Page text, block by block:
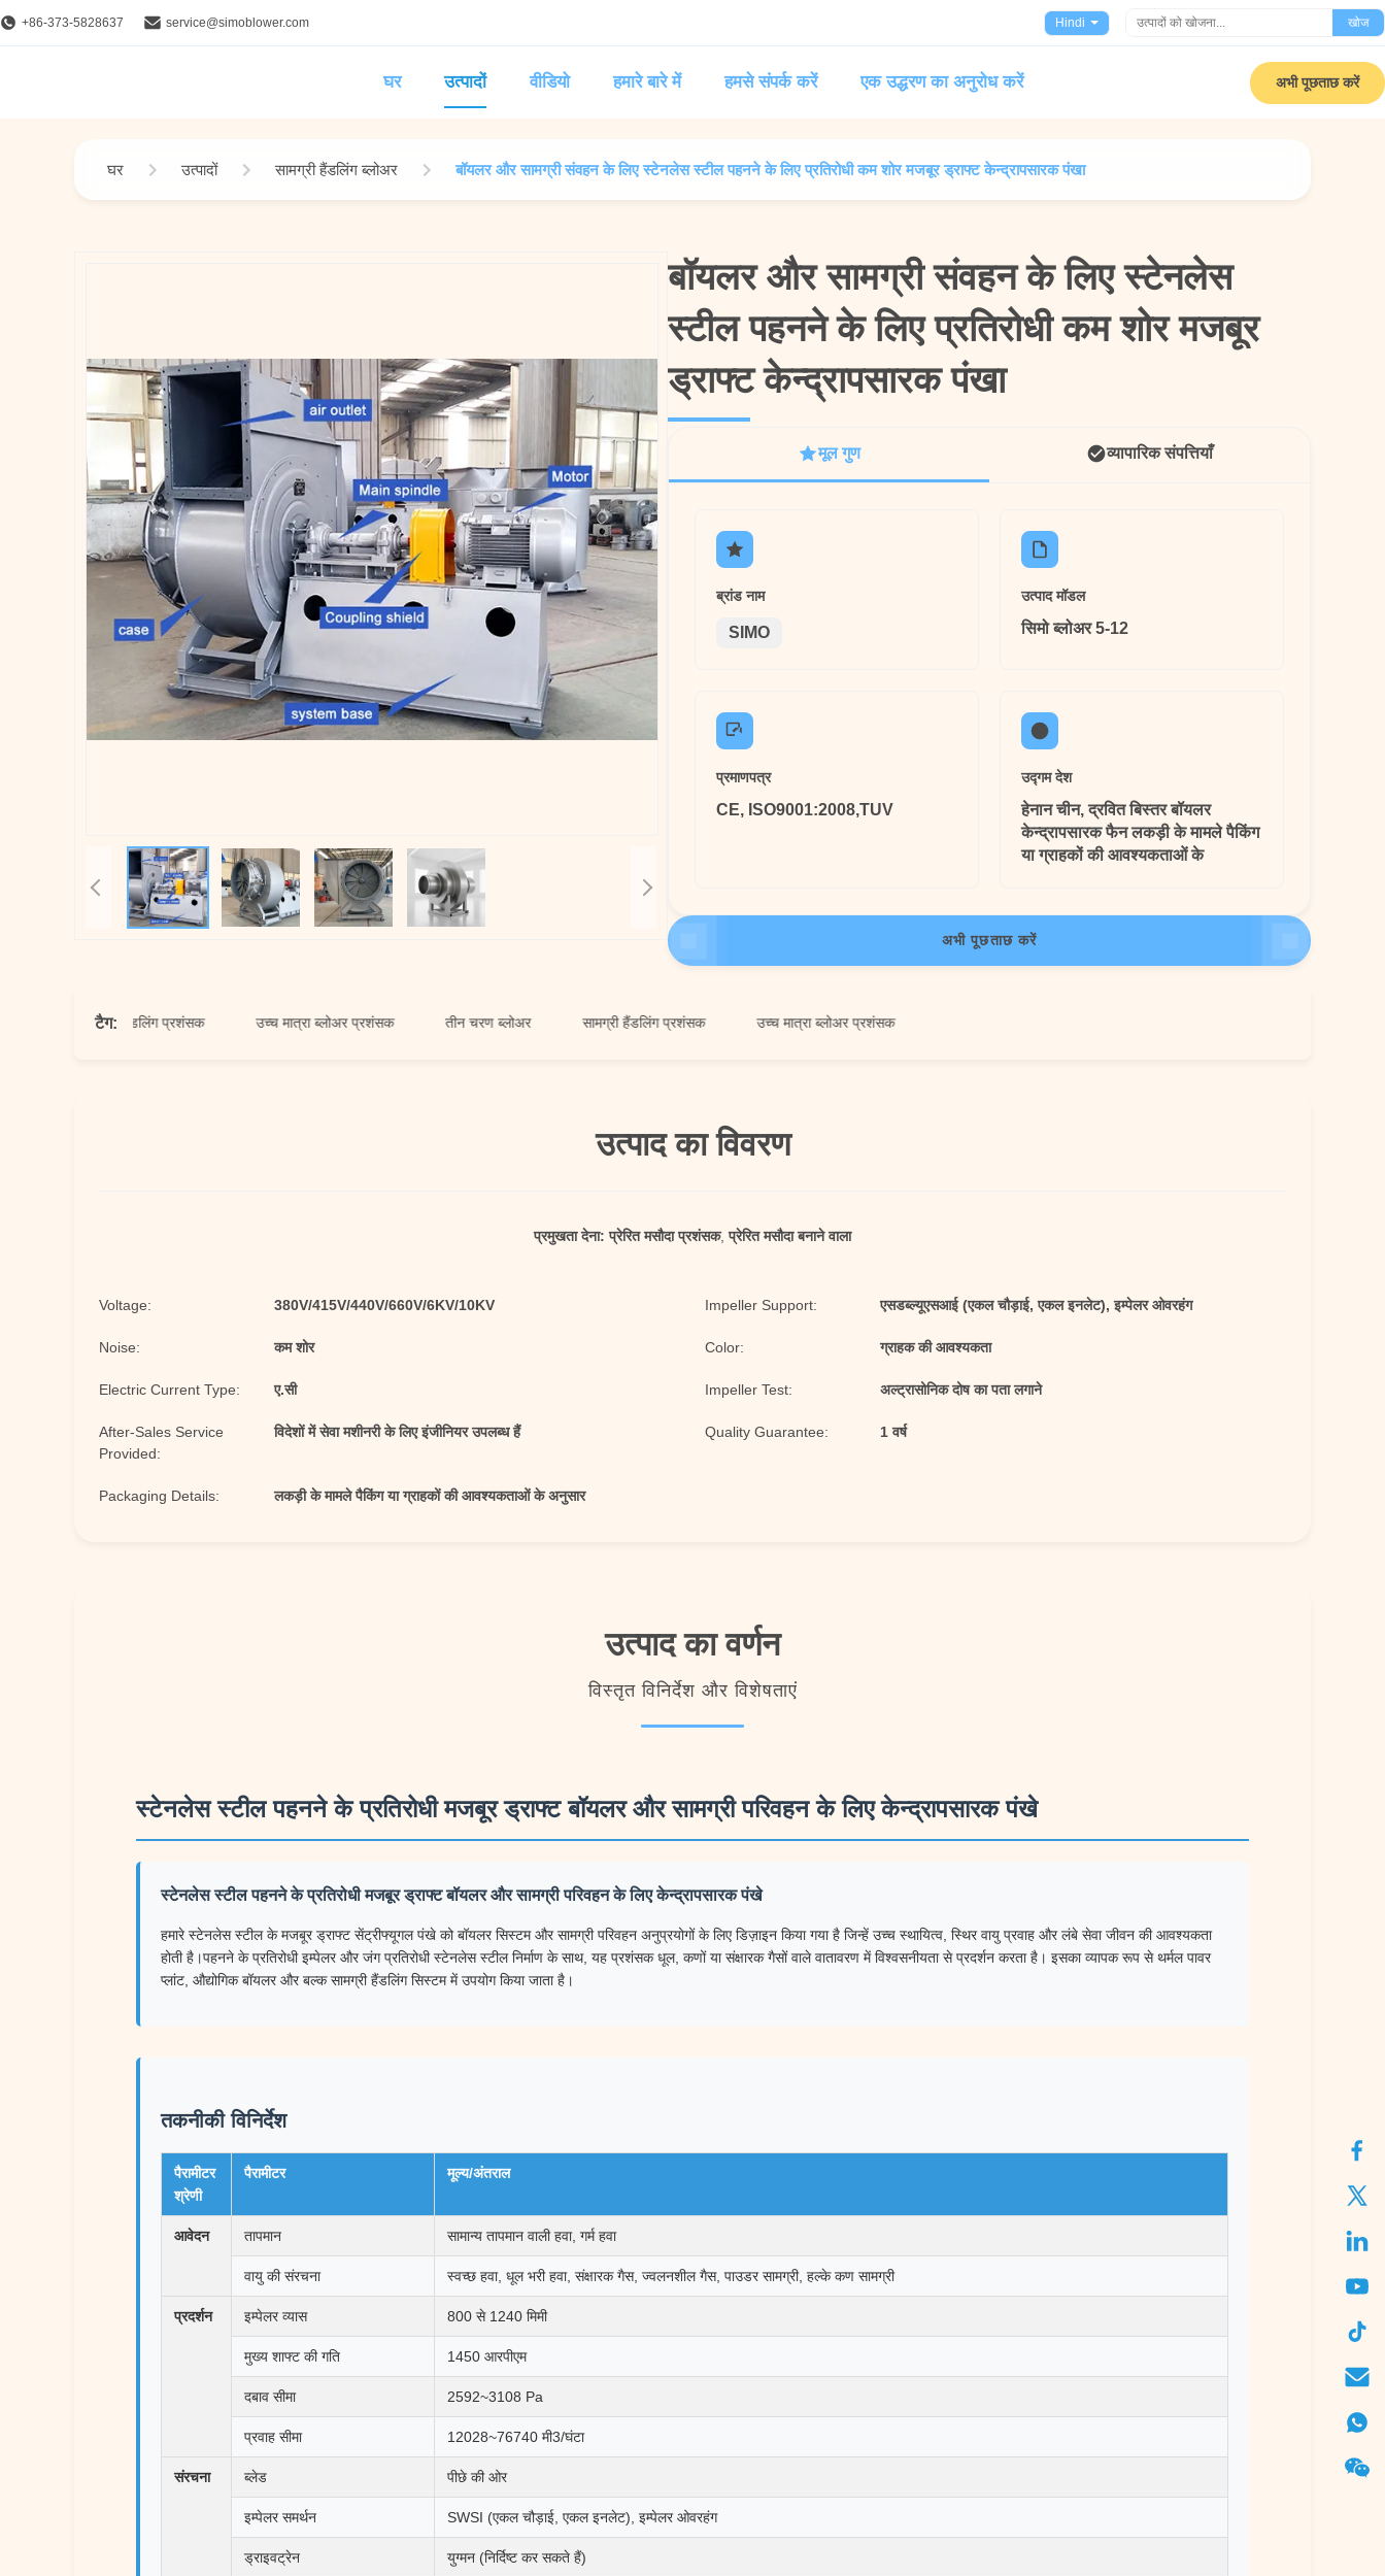
+86-373-5828637 service@simoblower.com Hindi खोज
घर उत्पादों वीडियो हमारे बारे में हमसे संपर्क करें एक उद्धरण का अनुरोध करें अभी पूछताछ करें
घर उत्पादों सामग्री हैंडलिंग ब्लोअर बॉयलर और सामग्री संवहन के लिए स्टेनलेस स्टील पहनने के लिए प्रतिरोधी कम शोर मजबूर ड्राफ्ट केन्द्रापसारक पंखा
बॉयलर और सामग्री संवहन के लिए स्टेनलेस
स्टील पहनने के लिए प्रतिरोधी कम शोर मजबूर
ड्राफ्ट केन्द्रापसारक पंखा
बॉयलर और सामग्री संवहन के लिए स्टेनलेस
स्टील पहनने के लिए प्रतिरोधी कम शोर मजबूर
ड्राफ्ट केन्द्रापसारक पंखा
मूल गुण व्यापारिक संपत्तियाँ
ब्रांड नाम
SIMO
उत्पाद मॉडल
सिमो ब्लोअर 5-12
प्रमाणपत्र
CE, ISO9001:2008,TUV
उद्गम देश
हेनान चीन, द्रवित बिस्तर बॉयलर
केन्द्रापसारक फैन लकड़ी के मामले पैकिंग
या ग्राहकों की आवश्यकताओं के
अभी पूछताछ करें
टैग:
सामग्री हैंडलिंग प्रशंसक उच्च मात्रा ब्लोअर प्रशंसक तीन चरण ब्लोअर सामग्री हैंडलिंग प्रशंसक उच्च मात्रा ब्लोअर प्रशंसक
उत्पाद का विवरण
प्रमुखता देना: प्रेरित मसौदा प्रशंसक,प्रेरित मसौदा बनाने वाला
Voltage: 380V/415V/440V/660V/6KV/10KV Impeller Support: एसडब्ल्यूएसआई (एकल चौड़ाई, एकल इनलेट), इम्पेलर ओवरहंग
Noise: कम शोर Color: ग्राहक की आवश्यकता
Electric Current Type: ए.सी Impeller Test: अल्ट्रासोनिक दोष का पता लगाने
After-Sales Service
Provided:
विदेशों में सेवा मशीनरी के लिए इंजीनियर उपलब्ध हैं Quality Guarantee: 1 वर्ष
Packaging Details: लकड़ी के मामले पैकिंग या ग्राहकों की आवश्यकताओं के अनुसार
उत्पाद का वर्णन
विस्तृत विनिर्देश और विशेषताएं
स्टेनलेस स्टील पहनने के प्रतिरोधी मजबूर ड्राफ्ट बॉयलर और सामग्री परिवहन के लिए केन्द्रापसारक पंखे
स्टेनलेस स्टील पहनने के प्रतिरोधी मजबूर ड्राफ्ट बॉयलर और सामग्री परिवहन के लिए केन्द्रापसारक पंखे
हमारे स्टेनलेस स्टील के मजबूर ड्राफ्ट सेंट्रीफ्यूगल पंखे को बॉयलर सिस्टम और सामग्री परिवहन अनुप्रयोगों के लिए डिज़ाइन किया गया है जिन्हें उच्च स्थायित्व, स्थिर वायु प्रवाह और लंबे सेवा जीवन की आवश्यकता
होती है।पहनने के प्रतिरोधी इम्पेलर और जंग प्रतिरोधी स्टेनलेस स्टील निर्माण के साथ, यह प्रशंसक धूल, कणों या संक्षारक गैसों वाले वातावरण में विश्वसनीयता से प्रदर्शन करता है। इसका व्यापक रूप से थर्मल पावर
प्लांट, औद्योगिक बॉयलर और बल्क सामग्री हैंडलिंग सिस्टम में उपयोग किया जाता है।
तकनीकी विनिर्देश
पैरामीटर
श्रेणी
पैरामीटर मूल्य/अंतराल
आवेदन तापमान सामान्य तापमान वाली हवा, गर्म हवा
वायु की संरचना स्वच्छ हवा, धूल भरी हवा, संक्षारक गैस, ज्वलनशील गैस, पाउडर सामग्री, हल्के कण सामग्री
प्रदर्शन इम्पेलर व्यास 800 से 1240 मिमी
मुख्य शाफ्ट की गति 1450 आरपीएम
दबाव सीमा 2592~3108 Pa
प्रवाह सीमा 12028~76740 मी3/घंटा
संरचना ब्लेड पीछे की ओर
इम्पेलर समर्थन SWSI (एकल चौड़ाई, एकल इनलेट), इम्पेलर ओवरहंग
ड्राइवट्रेन युग्मन (निर्दिष्ट कर सकते हैं)